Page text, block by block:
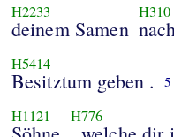
H2233
deinem Samen
H310
H5414
Besitztum geben . 5
H1121 H776